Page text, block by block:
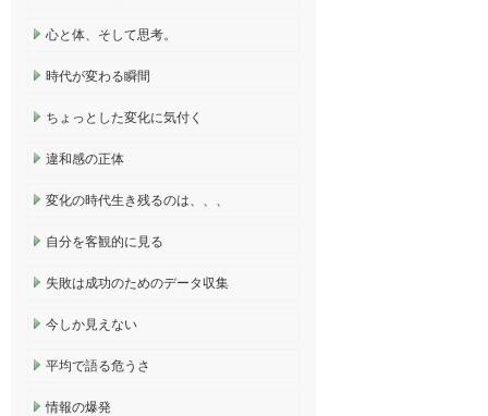
心と体、そして思考。
時代が変わる瞬間
ちょっとした変化に気付く
違和感の正体
変化の時代生き残るのは、、、
自分を客観的に見る
失敗は成功のためのデータ収集
今しか見えない
平均で語る危うさ
情報の爆発